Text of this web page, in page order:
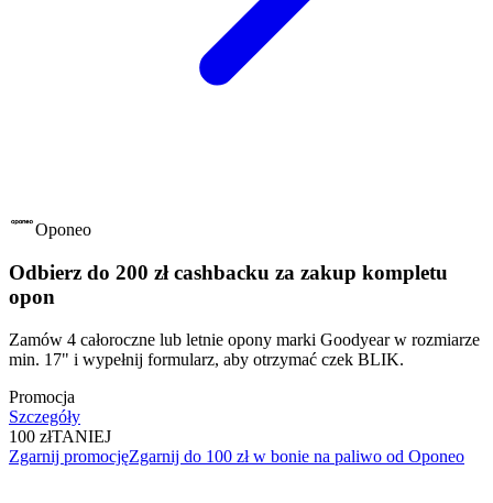
Oponeo
Odbierz do 200 zł cashbacku za zakup kompletu
opon
Zamów 4 całoroczne lub letnie opony marki Goodyear w rozmiarze
min. 17" i wypełnij formularz, aby otrzymać czek BLIK.
Promocja
Szczegóły
100 złTANIEJ
Zgarnij promocjęZgarnij do 100 zł w bonie na paliwo od Oponeo